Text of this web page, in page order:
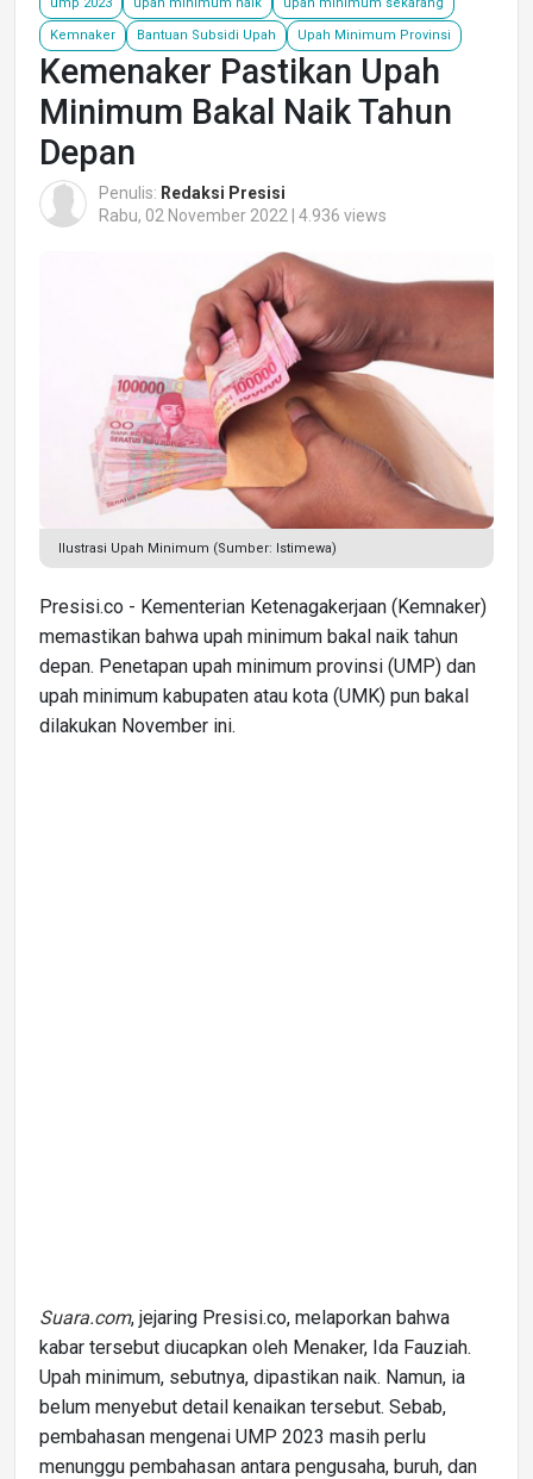
Kemnaker Bantuan Subsidi Upah Upah Minimum Provinsi
Kemenaker Pastikan Upah
Minimum Bakal Naik Tahun
Depan
Penulis: Redaksi Presisi
Rabu, 02 November 2022 | 4.936 views
Ilustrasi Upah Minimum (Sumber: Istimewa)
Presisi.co - Kementerian Ketenagakerjaan (Kemnaker)
memastikan bahwa upah minimum bakal naik tahun
depan. Penetapan upah minimum provinsi (UMP) dan
upah minimum kabupaten atau kota (UMK) pun bakal
dilakukan November ini.
Suara.com, jejaring Presisi.co, melaporkan bahwa
kabar tersebut diucapkan oleh Menaker, Ida Fauziah.
Upah minimum, sebutnya, dipastikan naik. Namun, ia
belum menyebut detail kenaikan tersebut. Sebab,
pembahasan mengenai UMP 2023 masih perlu
menunggu pembahasan antara pengusaha, buruh, dan